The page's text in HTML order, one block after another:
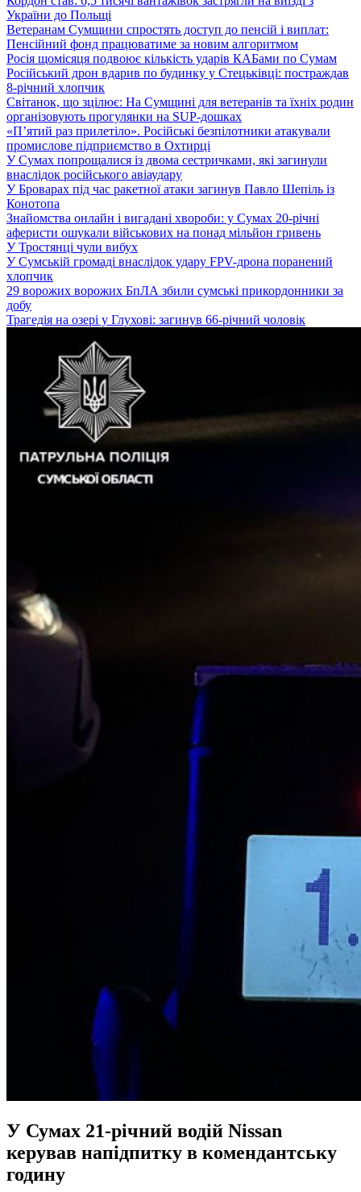
України до Польщі
Ветеранам Сумщини спростять доступ до пенсій і виплат:
Пенсійний фонд працюватиме за новим алгоритмом
Росія щомісяця подвоює кількість ударів КАБами по Сумам
Російський дрон вдарив по будинку у Стецьківці: постраждав
8-річний хлопчик
Світанок, що зцілює: На Сумщині для ветеранів та їхніх родин
організовують прогулянки на SUP-дошках
«П’ятий раз прилетіло». Російські безпілотники атакували
промислове підприємство в Охтирці
У Сумах попрощалися із двома сестричками, які загинули
внаслідок російського авіаудару
У Броварах під час ракетної атаки загинув Павло Шепіль із
Конотопа
Знайомства онлайн і вигадані хвороби: у Сумах 20-річні
аферисти ошукали військових на понад мільйон гривень
У Тростянці чули вибух
У Сумській громаді внаслідок удару FPV-дрона поранений
хлопчик
29 ворожих ворожих БпЛА збили сумські прикордонники за
добу
Трагедія на озері у Глухові: загинув 66-річний чоловік
У Сумах 21-річний водій Nissan
керував напідпитку в комендантську
годину